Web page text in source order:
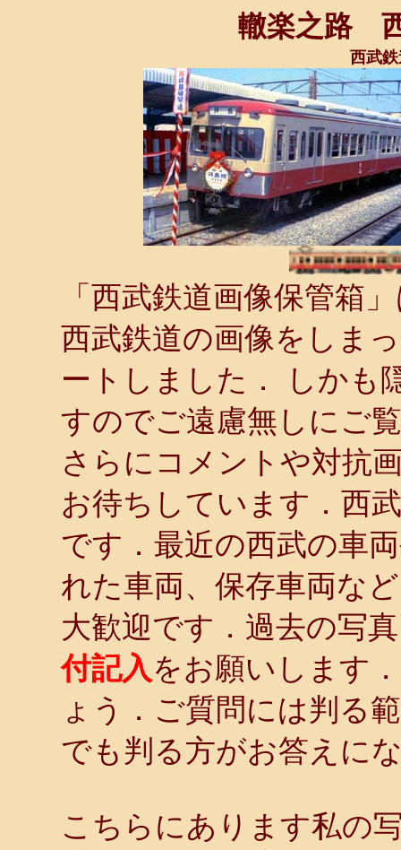
轍楽之路
西武
「西武鉄道画像保管箱
西武鉄道の画像をしま
ートしました． しかも
すのでご遠慮無しにご
さらにコメントや対抗
お待ちしています．西
です．最近の西武の車
れた車両、保存車両な
大歓迎です．過去の写
付記入をお願いします
ょう．ご質問には判る
でも判る方がお答えに
こちらにあります私の